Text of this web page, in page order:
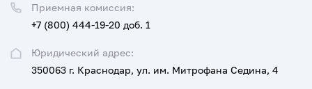
Юридический адрес:
350063 г. Краснодар, ул. им. Митрофана Седина, 4
Приемная комиссия:
+7 (800) 444-19-20 доб. 1